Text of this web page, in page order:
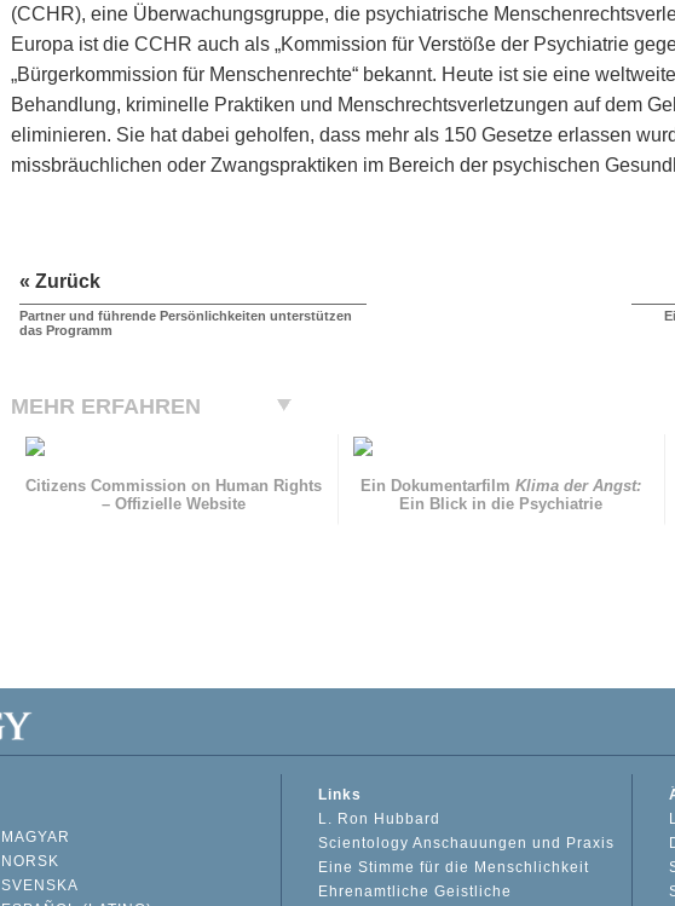
(CCHR), eine Überwachungsgruppe, die psychiatrische
Europa ist die CCHR auch als „Kommission für Verstöße der Psychiatrie
„Bürgerkommission für Menschenrechte“ bekannt. Heute ist sie eine
Behandlung, kriminelle Praktiken und Menschrechtsverletzungen auf dem
eliminieren. Sie hat dabei geholfen, dass mehr als 150 Gesetze erlassen
missbräuchlichen oder Zwangspraktiken im Bereich der psychischen
« Zurück
Partner und führende Persönlichkeiten unterstützen
das Programm
MEHR ERFAHREN
Citizens Commission on Human Rights
– Offizielle Website
Ein DokumentarfilmKlima der Angst:
Ein Blick in die Psychiatrie
MAGYAR
NORSK
SVENSKA
Links
L. Ron Hubbard
Scientology Anschauungen und Praxis
Eine Stimme für die Menschlichkeit
Ehrenamtliche Geistliche